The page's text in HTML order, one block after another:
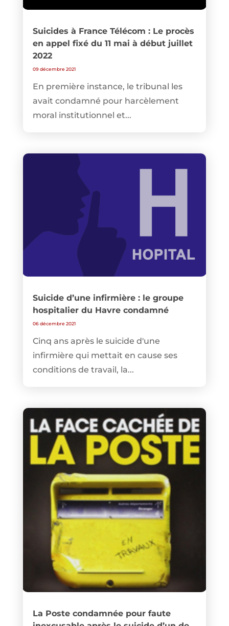
Suicides à France Télécom : Le procès
en appel fixé du 11 mai à début juillet
2022
09 décembre 2021
En première instance, le tribunal les
avait condamné pour harcèlement
moral institutionnel et...
Suicide d’une infirmière : le groupe
hospitalier du Havre condamné
06 décembre 2021
Cinq ans après le suicide d'une
infirmière qui mettait en cause ses
conditions de travail, la...
La Poste condamnée pour faute